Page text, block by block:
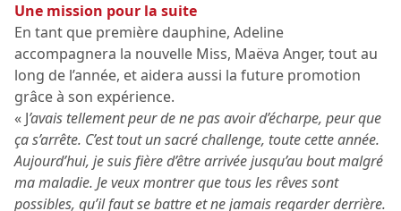
Une mission pour la suite
En tant que première dauphine, Adeline
accompagnera la nouvelle Miss, Maëva Anger, tout au
long de l’année, et aidera aussi la future promotion
grâce à son expérience.
« J’avais tellement peur de ne pas avoir d’écharpe, peur que
ça s’arrête. C’est tout un sacré challenge, toute cette année.
Aujourd’hui, je suis fière d’être arrivée jusqu’au bout malgré
ma maladie. Je veux montrer que tous les rêves sont
possibles, qu’il faut se battre et ne jamais regarder derrière.